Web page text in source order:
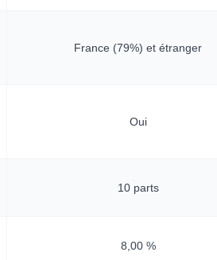
France (79%) et étranger
Oui
10 parts
8,00 %